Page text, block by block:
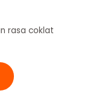
rasa coklat